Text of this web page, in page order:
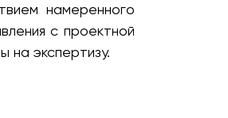
намеренного
с проектной
на экспертизу.